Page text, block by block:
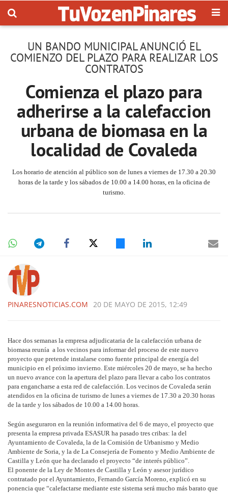
UN BANDO MUNICIPAL ANUNCIÓ EL
COMIENZO DEL PLAZO PARA REALIZAR LOS
CONTRATOS
Comienza el plazo para
adherirse a la calefaccion
urbana de biomasa en la
localidad de Covaleda
Los horario de atención al público son de lunes a viernes de 17.30 a 20.30
horas de la tarde y los sábados de 10.00 a 14.00 horas, en la oficina de
turismo.
PINARESNOTICIAS.COM 20 DE MAYO DE 2015, 12:49
Hace dos semanas la empresa adjudicataria de la calefacción urbana de
biomasa reunía a los vecinos para informar del proceso de este nuevo
proyecto que pretende instalarse como fuente principal de energía del
municipio en el próximo invierno. Este miércoles 20 de mayo, se ha hecho
un nuevo avance con la apertura del plazo para llevar a cabo los contratos
para engancharse a esta red de calefacción. Los vecinos de Covaleda serán
atendidos en la oficina de turismo de lunes a viernes de 17.30 a 20.30 horas
de la tarde y los sábados de 10.00 a 14.00 horas.
Según aseguraron en la reunión informativa del 6 de mayo, el proyecto que
presenta la empresa privada ESASUR ha pasado tres cribas: la del
Ayuntamiento de Covaleda, la de la Comisión de Urbanismo y Medio
Ambiente de Soria, y la de La Consejería de Fomento y Medio Ambiente de
Castilla y León que ha declarado el proyecto “de interés público”.
El ponente de la Ley de Montes de Castilla y León y asesor jurídico
contratado por el Ayuntamiento, Fernando García Moreno, explicó en su
ponencia que “calefactarse mediante este sistema será mucho más barato que